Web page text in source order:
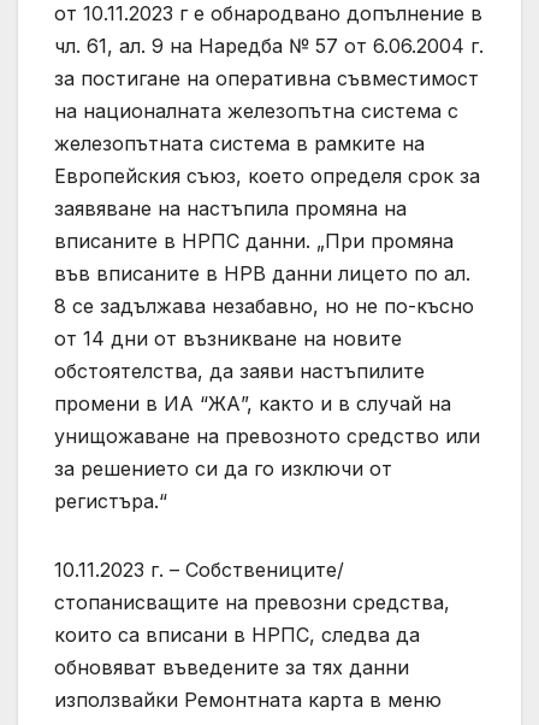
от 10.11.2023 г е обнародвано допълнение в
чл. 61, ал. 9 на Наредба № 57 от 6.06.2004 г.
за постигане на оперативна съвместимост
на националната железопътна система с
железопътната система в рамките на
Европейския съюз, което определя срок за
заявяване на настъпила промяна на
вписаните в НРПС данни. „При промяна
във вписаните в НРВ данни лицето по ал.
8 се задължава незабавно, но не по-късно
от 14 дни от възникване на новите
обстоятелства, да заяви настъпилите
промени в ИА “ЖА”, както и в случай на
унищожаване на превозното средство или
за решението си да го изключи от
регистъра.“
10.11.2023 г. – Собствениците/
стопанисващите на превозни средства,
които са вписани в НРПС, следва да
обновяват въведените за тях данни
използвайки Ремонтната карта в меню